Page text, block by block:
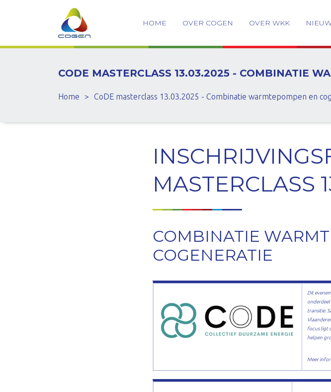
HOME OVER COGEN OVER WKK
CODE MASTERCLASS 13.03.2025 - COMBINATIE
Home > CoDE masterclass 13.03.2025 - Combinatie warmtepompen en
MASTERCLASS
COMBINATIE
COGENERATIE
Dit
onderdeel
transitie.
focus ligt
helpen
Meer